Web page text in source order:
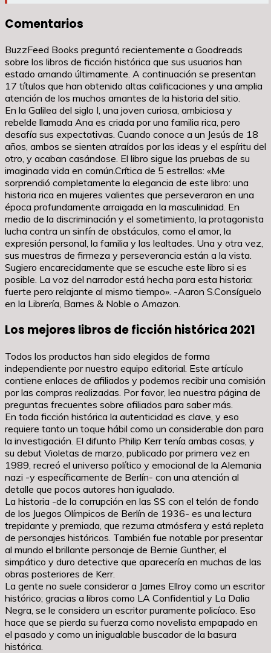
Comentarios
BuzzFeed Books preguntó recientemente a Goodreads
sobre los libros de ficción histórica que sus usuarios han
estado amando últimamente. A continuación se presentan
17 títulos que han obtenido altas calificaciones y una amplia
atención de los muchos amantes de la historia del sitio.
En la Galilea del siglo I, una joven curiosa, ambiciosa y
rebelde llamada Ana es criada por una familia rica, pero
desafía sus expectativas. Cuando conoce a un Jesús de 18
años, ambos se sienten atraídos por las ideas y el espíritu del
otro, y acaban casándose. El libro sigue las pruebas de su
imaginada vida en común.Crítica de 5 estrellas: «Me
sorprendió completamente la elegancia de este libro: una
historia rica en mujeres valientes que perseveraron en una
época profundamente arraigada en la masculinidad. En
medio de la discriminación y el sometimiento, la protagonista
lucha contra un sinfín de obstáculos, como el amor, la
expresión personal, la familia y las lealtades. Una y otra vez,
sus muestras de firmeza y perseverancia están a la vista.
Sugiero encarecidamente que se escuche este libro si es
posible. La voz del narrador está hecha para esta historia:
fuerte pero relajante al mismo tiempo». -Aaron S.Consíguelo
en la Librería, Barnes & Noble o Amazon.
Los mejores libros de ficción histórica 2021
Todos los productos han sido elegidos de forma
independiente por nuestro equipo editorial. Este artículo
contiene enlaces de afiliados y podemos recibir una comisión
por las compras realizadas. Por favor, lea nuestra página de
preguntas frecuentes sobre afiliados para saber más.
En toda ficción histórica la autenticidad es clave, y eso
requiere tanto un toque hábil como un considerable don para
la investigación. El difunto Philip Kerr tenía ambas cosas, y
su debut Violetas de marzo, publicado por primera vez en
1989, recreó el universo político y emocional de la Alemania
nazi -y específicamente de Berlín- con una atención al
detalle que pocos autores han igualado.
La historia -de la corrupción en las SS con el telón de fondo
de los Juegos Olímpicos de Berlín de 1936- es una lectura
trepidante y premiada, que rezuma atmósfera y está repleta
de personajes históricos. También fue notable por presentar
al mundo el brillante personaje de Bernie Gunther, el
simpático y duro detective que aparecería en muchas de las
obras posteriores de Kerr.
La gente no suele considerar a James Ellroy como un escritor
histórico; gracias a libros como LA Confidential y La Dalia
Negra, se le considera un escritor puramente policíaco. Eso
hace que se pierda su fuerza como novelista empapado en
el pasado y como un inigualable buscador de la basura
histórica.